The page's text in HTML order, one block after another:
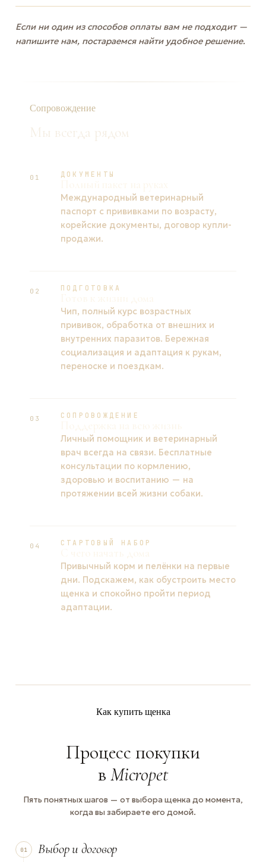
Если ни один из способов оплаты вам не подходит —
напишите нам, постараемся найти удобное решение.
Сопровождение
Мы всегда рядом
01 ДОКУМЕНТЫ
Международный ветеринарный
паспорт с прививками по возрасту,
корейские документы, договор купли-
продажи.
02 ПОДГОТОВКА
Чип, полный курс возрастных
прививок, обработка от внешних и
внутренних паразитов. Бережная
социализация и адаптация к рукам,
переноске и поездкам.
03 СОПРОВОЖДЕНИЕ
Личный помощник и ветеринарный
врач всегда на связи. Бесплатные
консультации по кормлению,
здоровью и воспитанию — на
протяжении всей жизни собаки.
04 СТАРТОВЫЙ НАБОР
Привычный корм и пелёнки на первые
дни. Подскажем, как обустроить место
щенка и спокойно пройти период
адаптации.
Как купить щенка
Процесс покупки
в Micropet
Пять понятных шагов — от выбора щенка до момента,
когда вы забираете его домой.
01 Выбор и договор